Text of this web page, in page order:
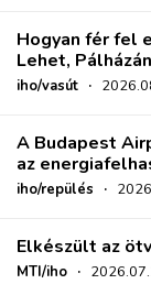
Hogyan fér fel
Lehet,
iho/vasút ·
A Budapest
az
iho/repülés ·
Elkészült az
MTI/iho ·